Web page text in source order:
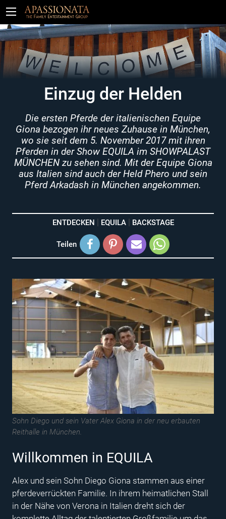
Einzug der Helden
Die ersten Pferde der italienischen Equipe
Giona bezogen ihr neues Zuhause in München,
wo sie seit dem 5. November 2017 mit ihren
Pferden in der Show EQUILA im SHOWPALAST
MÜNCHEN zu sehen sind. Mit der Equipe Giona
aus Italien sind auch der Held Phero und sein
Pferd Arkadash in München angekommen.
ENTDECKEN EQUILA BACKSTAGE
Teilen
Sohn Diego und sein Vater Alex Giona in der neu erbauten
Reithalle in München.
Willkommen in EQUILA
Alex und sein Sohn Diego Giona stammen aus einer
pferdeverrückten Familie. In ihrem heimatlichen Stall
in der Nähe von Verona in Italien dreht sich der